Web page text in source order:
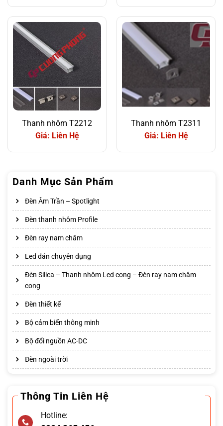
Thanh nhôm T2212
Giá: Liên Hệ
Thanh nhôm T2311
Giá: Liên Hệ
Danh Mục Sản Phẩm
Đèn Âm Trần – Spotlight
Đèn thanh nhôm Profile
Đèn ray nam châm
Led dán chuyên dụng
Đèn Silica – Thanh nhôm Led cong – Đèn ray nam châm
cong
Đèn thiết kế
Bộ cảm biến thông minh
Bộ đổi nguồn AC-DC
Đèn ngoài trời
Thông Tin Liên Hệ
Hotline: